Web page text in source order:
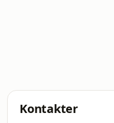
Kontakter